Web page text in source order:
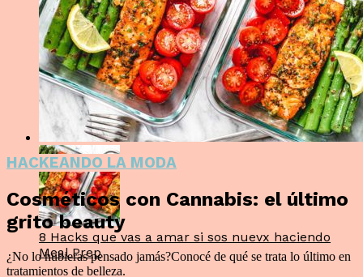
8 Hacks que vas a amar si sos nuevx haciendo
Meal Prep
HACKEANDO LA MODA
Cosméticos con Cannabis: el último
grito beauty
¿No lo hubieras pensado jamás?Conocé de qué se trata lo último en
tratamientos de belleza.